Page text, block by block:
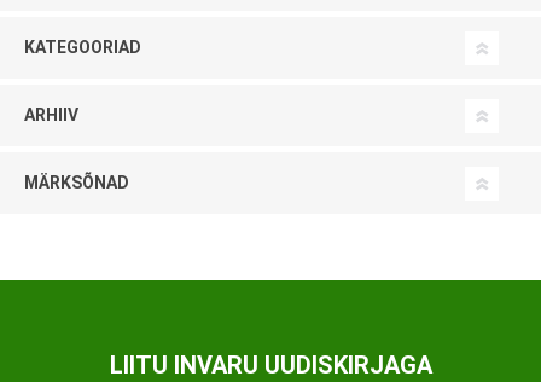
KATEGOORIAD
ARHIIV
MÄRKSÕNAD
LIITU INVARU UUDISKIRJAGA